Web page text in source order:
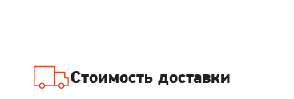
Стоимость доставки